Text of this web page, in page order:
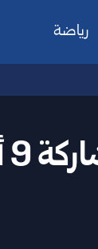
رياضة